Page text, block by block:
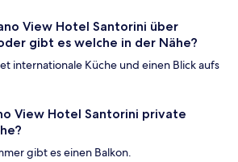
View Hotel Santorini über
gibt es welche in der Nähe?
internationale Küche und einen Blick aufs
View Hotel Santorini private
gibt es einen Balkon.